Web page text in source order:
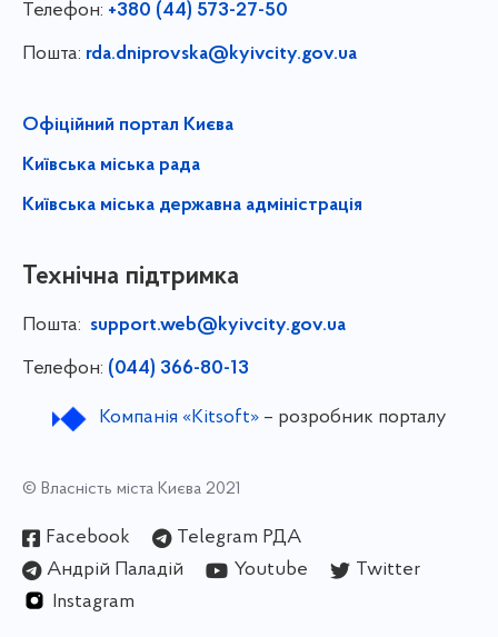
Телефон: +380 (44) 573-27-50
Пошта: rda.dniprovska@kyivcity.gov.ua
Офіційний портал Києва
Київська міська рада
Київська міська державна адміністрація
Технічна підтримка
Пошта: support.web@kyivcity.gov.ua
Телефон: (044) 366-80-13
Компанія «Kitsoft»– розробник порталу
© Власність міста Києва 2021
Facebook
Telegram РДА
Андрій Паладій
Youtube
Twitter
Instagram